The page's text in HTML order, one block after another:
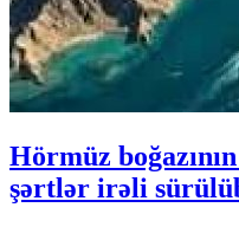
Hörmüz
şərtlər irəli